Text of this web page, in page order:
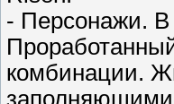
- Персонажи.
комбинации.
заполняющими